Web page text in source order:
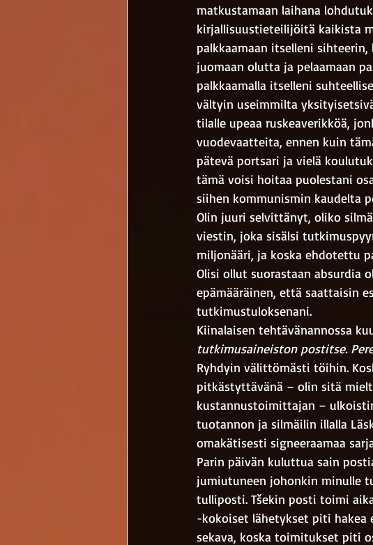
matkustamaan laihana
kirjallisuustieteilijöitä kaikista
palkkaamaan itselleni
juomaan olutta ja pelaamaan
palkkaamalla itselleni
vältyin useimmilta
tilalle upeaa ruskeaverikköä,
vuodevaatteita, ennen kuin
pätevä portsari ja vielä
tämä voisi hoitaa puolestani
siihen kommunismin kaudelta
Olin juuri selvittänyt, oliko
viestin, joka sisälsi
miljonääri, ja koska ehdotettu
Olisi ollut suorastaan absurdia
epämääräinen, että saattaisin
tutkimustuloksenani.
Kiinalaisen tehtävänannossa
tutkimusaineiston postitse.
Ryhdyin välittömästi töihin.
pitkästyttävänä – olin sitä
kustannustoimittajan –
tuotannon ja silmäilin illalla
omakätisesti signeeraamaa
Parin päivän kuluttua sain
jumiutuneen johonkin minulle
tulliposti. Tšekin posti toimi
-kokoiset lähetykset piti hakea
sekava, koska toimitukset piti